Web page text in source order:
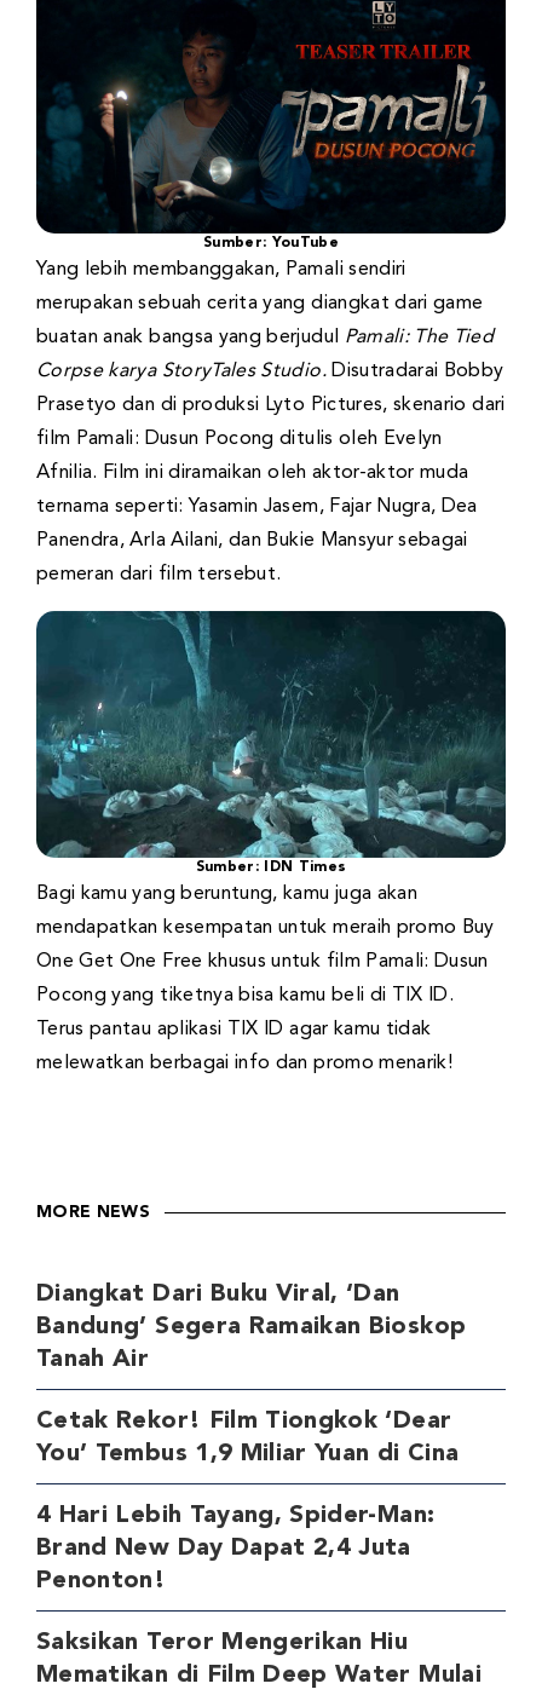
Sumber: YouTube
Yang lebih membanggakan, Pamali sendiri
merupakan sebuah cerita yang diangkat dari game
buatan anak bangsa yang berjudul Pamali: The Tied
Corpse karya StoryTales Studio.Disutradarai Bobby
Prasetyo dan di produksi Lyto Pictures, skenario dari
film Pamali: Dusun Pocong ditulis oleh Evelyn
Afnilia. Film ini diramaikan oleh aktor-aktor muda
ternama seperti: Yasamin Jasem, Fajar Nugra, Dea
Panendra, Arla Ailani, dan Bukie Mansyur sebagai
pemeran dari film tersebut.
Sumber: IDN Times
Bagi kamu yang beruntung, kamu juga akan
mendapatkan kesempatan untuk meraih promo Buy
One Get One Free khusus untuk film Pamali: Dusun
Pocong yang tiketnya bisa kamu beli di TIX ID.
Terus pantau aplikasi TIX ID agar kamu tidak
melewatkan berbagai info dan promo menarik!
MORE NEWS
Diangkat Dari Buku Viral, ‘Dan
Bandung’ Segera Ramaikan Bioskop
Tanah Air
Cetak Rekor! Film Tiongkok ‘Dear
You’ Tembus 1,9 Miliar Yuan di Cina
4 Hari Lebih Tayang, Spider-Man:
Brand New Day Dapat 2,4 Juta
Penonton!
Saksikan Teror Mengerikan Hiu
Mematikan di Film Deep Water Mulai